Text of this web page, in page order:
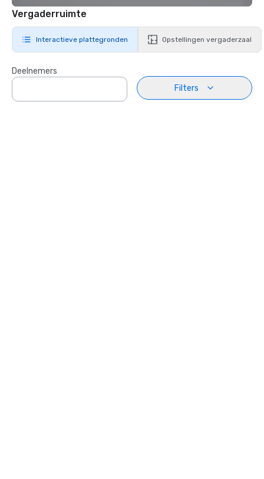
Vergaderruimte
Interactieve plattegronden Opstellingen vergaderzaal
Deelnemers
Filters